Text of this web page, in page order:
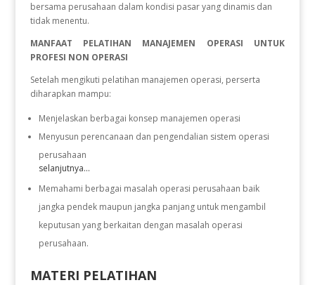
bersama perusahaan dalam kondisi pasar yang dinamis dan
tidak menentu.
MANFAAT PELATIHAN MANAJEMEN OPERASI UNTUK
PROFESI NON OPERASI
Setelah mengikuti pelatihan manajemen operasi, perserta
diharapkan mampu:
Menjelaskan berbagai konsep manajemen operasi
Menyusun perencanaan dan pengendalian sistem operasi
perusahaan
selanjutnya...
Memahami berbagai masalah operasi perusahaan baik
jangka pendek maupun jangka panjang untuk mengambil
keputusan yang berkaitan dengan masalah operasi
perusahaan.
MATERI PELATIHAN